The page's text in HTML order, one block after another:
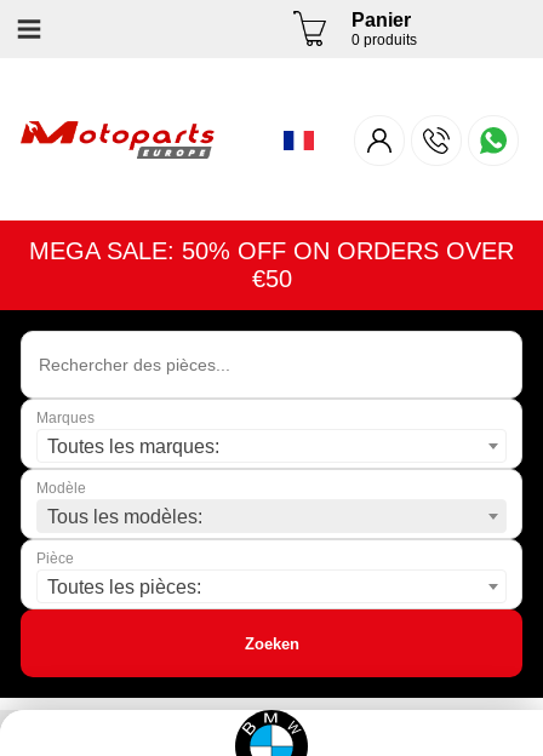
Panier
0 produits
MEGA SALE: 50% OFF ON ORDERS OVER
€50
Marques
Toutes les marques:
Modèle
Tous les modèles:
Pièce
Toutes les pièces:
Zoeken